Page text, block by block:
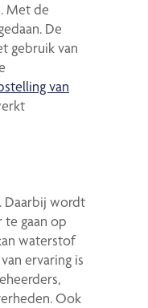
Met de
De
gebruik van
van
Daarbij wordt
te gaan op
waterstof
ervaring is
Ook